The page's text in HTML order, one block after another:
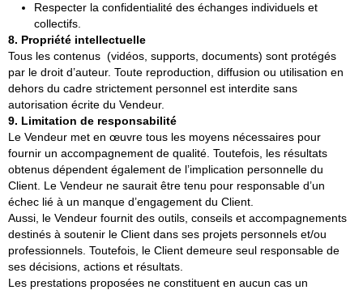
Respecter la confidentialité des échanges individuels et
collectifs.
8. Propriété intellectuelle
Tous les contenus (vidéos, supports, documents) sont protégés
par le droit d’auteur. Toute reproduction, diffusion ou utilisation en
dehors du cadre strictement personnel est interdite sans
autorisation écrite du Vendeur.
9. Limitation de responsabilité
Le Vendeur met en œuvre tous les moyens nécessaires pour
fournir un accompagnement de qualité. Toutefois, les résultats
obtenus dépendent également de l’implication personnelle du
Client. Le Vendeur ne saurait être tenu pour responsable d’un
échec lié à un manque d’engagement du Client.
Aussi, le Vendeur fournit des outils, conseils et accompagnements
destinés à soutenir le Client dans ses projets personnels et/ou
professionnels. Toutefois, le Client demeure seul responsable de
ses décisions, actions et résultats.
Les prestations proposées ne constituent en aucun cas un